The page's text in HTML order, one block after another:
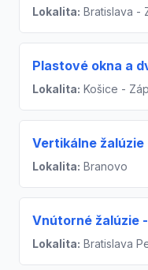
Lokalita: Bratislava -
Plastové okna a
Lokalita: Košice -
Vertikálne žalúzie
Lokalita: Branovo
Vnútorné žalúzie
Lokalita: Bratislava